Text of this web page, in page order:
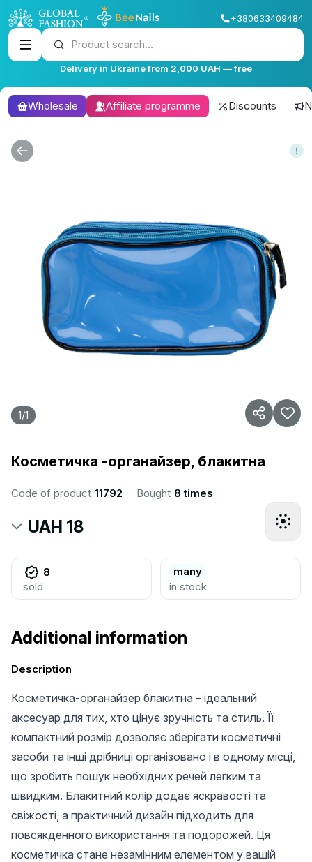
+380633409484
Product search...
Delivery in Ukraine from 2,000 UAH — free
Wholesale Affiliate programme Discounts
1/1
Косметичка -органайзер, блакитна
Code of product 11792 Bought 8 times
UAH 18
8
sold
many
in stock
Additional information
Description
Косметичка-органайзер блакитна – ідеальний
аксесуар для тих, хто цінує зручність та стиль. Її
компактний розмір дозволяє зберігати косметичні
засоби та інші дрібниці організовано і в одному місці,
що зробить пошук необхідних речей легким та
швидким. Блакитний колір додає яскравості та
свіжості, а практичний дизайн підходить для
повсякденного використання та подорожей. Ця
косметичка стане незамінним елементом у вашій